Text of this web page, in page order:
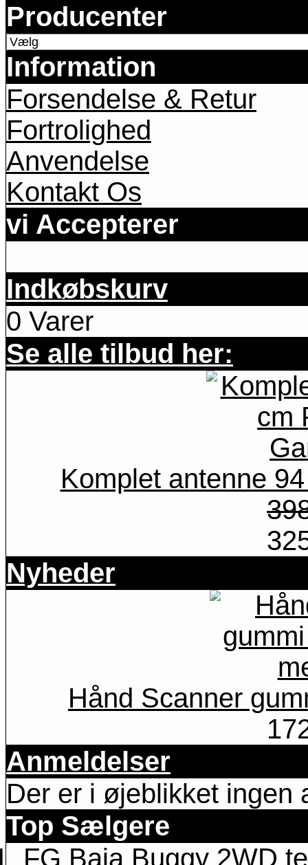
Producenter
Information
Forsendelse & Retur
Fortrolighed
Anvendelse
Kontakt Os
vi Accepterer
Indkøbskurv
0 Varer
Se alle tilbud her:
Komplet antenne
Nyheder
Hånd Scanner
Anmeldelser
Der er i øjeblikket ingen
Top Sælgere
FG Baja Buggy 2WD